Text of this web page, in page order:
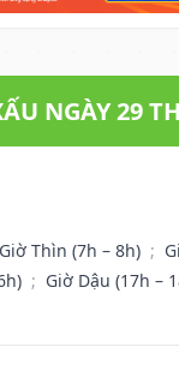
NGÀY 29
Giờ Thìn (7h – 8h) ;
; Giờ Dậu (17h –